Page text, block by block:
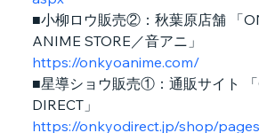
■小柳ロウ販売②：秋葉原店舗 「
ANIME STORE／音アニ」
https://onkyoanime.com/
■星導ショウ販売①：通販サイト
DIRECT」
https://onkyodirect.jp/shop/